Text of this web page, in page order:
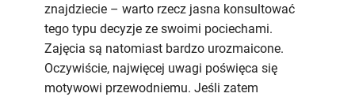
znajdziecie – warto rzecz jasna konsultować
tego typu decyzje ze swoimi pociechami.
Zajęcia są natomiast bardzo urozmaicone.
Oczywiście, najwięcej uwagi poświęca się
motywowi przewodniemu. Jeśli zatem